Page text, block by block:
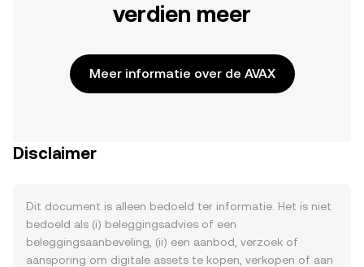
verdien meer
Meer informatie over de AVAX
Disclaimer
Dit document is alleen bedoeld ter informatie. Het is niet
bedoeld als (i) beleggingsadvies of een
beleggingsaanbeveling, (ii) een aanbod, verzoek of
aansporing om digitale assets te kopen, verkopen of aan